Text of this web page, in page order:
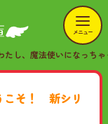
メニュー
し、魔法使いになっちゃ
こそ！ 新シリ